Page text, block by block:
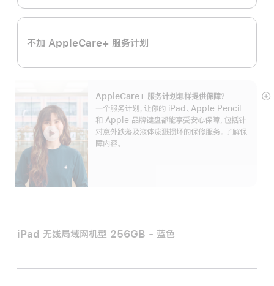
不加 AppleCare+ 服务计划
AppleCare+ 服务计划怎样提供保⁠障？
一个服务计划，让你的 iPad、Apple Pencil
和 Apple 品牌键盘都能享受安心保障，包括针
对意外跌落及液体泼溅损坏的保修服务。了解保
障内容。
展
iPad 无线局域网机型 256GB - 蓝色